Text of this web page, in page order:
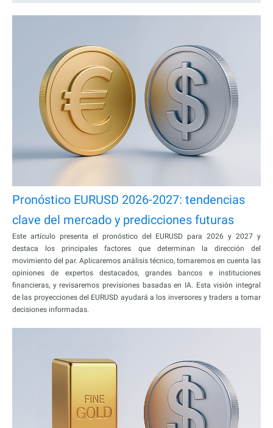
Pronóstico EURUSD 2026-2027: tendencias
clave del mercado y predicciones futuras
Este artículo presenta el pronóstico del EURUSD para 2026 y 2027 y
destaca los principales factores que determinan la dirección del
movimiento del par. Aplicaremos análisis técnico, tomaremos en cuenta las
opiniones de expertos destacados, grandes bancos e instituciones
financieras, y revisaremos previsiones basadas en IA. Esta visión integral
de las proyecciones del EURUSD ayudará a los inversores y traders a tomar
decisiones informadas.